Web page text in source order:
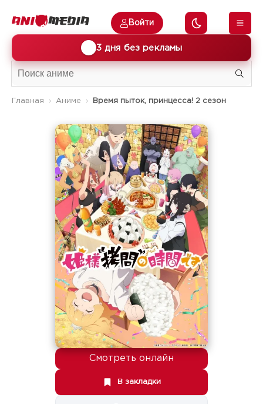
3 дня без рекламы
Войти
Главная Аниме Время пыток, принцесса! 2 сезон
Смотреть онлайн
В закладки